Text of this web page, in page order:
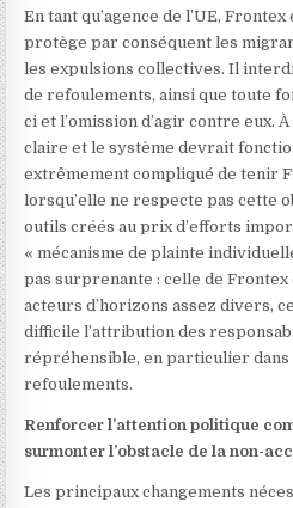
En tant qu’agence de l’UE,
protège par conséquent les
les expulsions collectives. Il
de refoulements, ainsi que toute
ci et l’omission d’agir contre eux.
claire et le système devrait
extrêmement compliqué de tenir
lorsqu’elle ne respecte pas cette
outils créés au prix d’efforts
« mécanisme de plainte
pas surprenante : celle de
acteurs d’horizons assez divers,
difficile l’attribution des
répréhensible, en particulier dans
refoulements.
Renforcer l’attention politique
surmonter l’obstacle de la non-
Les principaux changements